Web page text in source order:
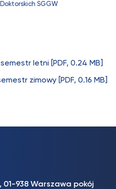
SGGW
letni [PDF, 0.24 MB]
zimowy [PDF, 0.16 MB]
01-938 Warszawa pokój